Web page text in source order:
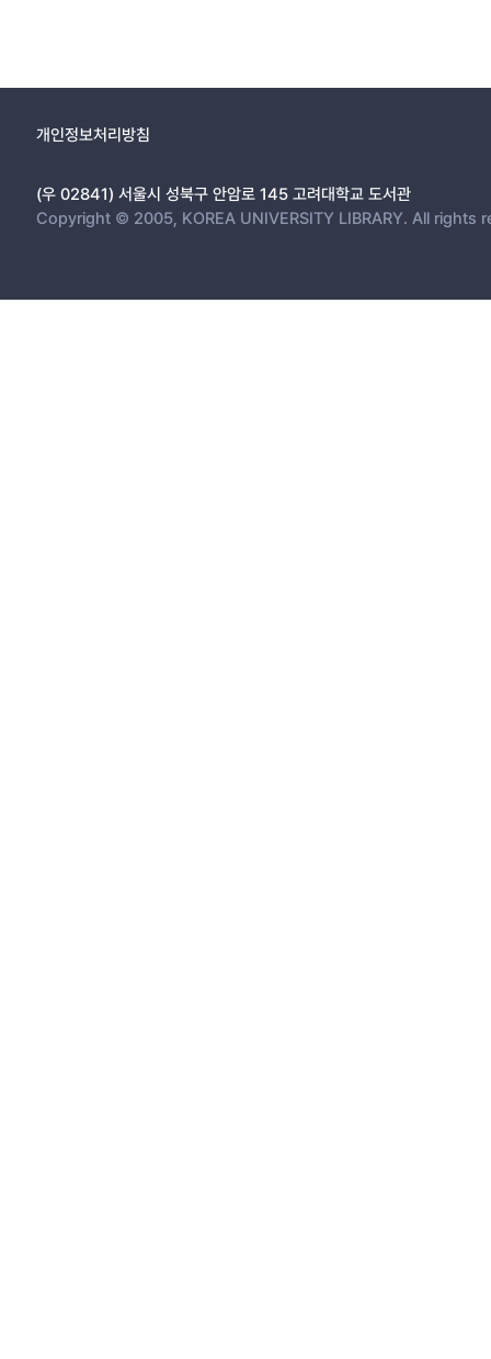
개인정보처리방침
(우 02841) 서울시 성북구 안암로 145 고려대학교 도서관
Copyright © 2005, KOREA UNIVERSITY LIBRARY. All rights